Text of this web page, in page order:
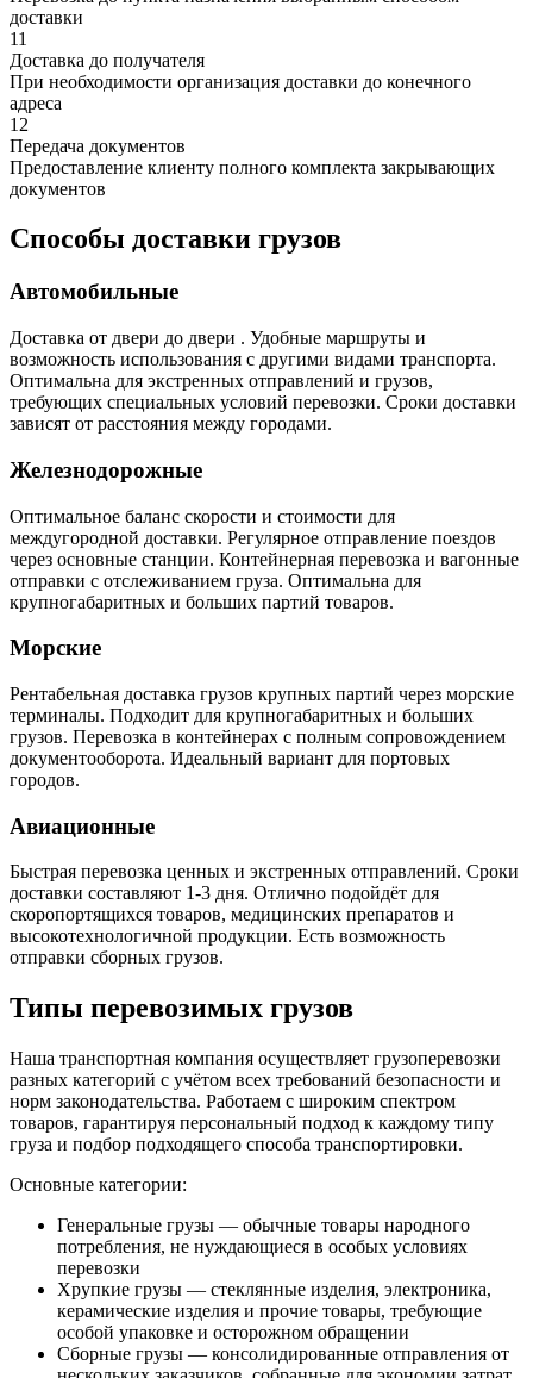
доставки
11
Доставка до получателя
При необходимости организация доставки до конечного
адреса
12
Передача документов
Предоставление клиенту полного комплекта закрывающих
документов
Способы доставки грузов
Автомобильные
Доставка от двери до двери . Удобные маршруты и
возможность использования с другими видами транспорта.
Оптимальна для экстренных отправлений и грузов,
требующих специальных условий перевозки. Сроки доставки
зависят от расстояния между городами.
Железнодорожные
Оптимальное баланс скорости и стоимости для
междугородной доставки. Регулярное отправление поездов
через основные станции. Контейнерная перевозка и вагонные
отправки с отслеживанием груза. Оптимальна для
крупногабаритных и больших партий товаров.
Морские
Рентабельная доставка грузов крупных партий через морские
терминалы. Подходит для крупногабаритных и больших
грузов. Перевозка в контейнерах с полным сопровождением
документооборота. Идеальный вариант для портовых
городов.
Авиационные
Быстрая перевозка ценных и экстренных отправлений. Сроки
доставки составляют 1-3 дня. Отлично подойдёт для
скоропортящихся товаров, медицинских препаратов и
высокотехнологичной продукции. Есть возможность
отправки сборных грузов.
Типы перевозимых грузов
Наша транспортная компания осуществляет грузоперевозки
разных категорий с учётом всех требований безопасности и
норм законодательства. Работаем с широким спектром
товаров, гарантируя персональный подход к каждому типу
груза и подбор подходящего способа транспортировки.
Основные категории:
Генеральные грузы — обычные товары народного
потребления, не нуждающиеся в особых условиях
перевозки
Хрупкие грузы — стеклянные изделия, электроника,
керамические изделия и прочие товары, требующие
особой упаковке и осторожном обращении
Сборные грузы — консолидированные отправления от